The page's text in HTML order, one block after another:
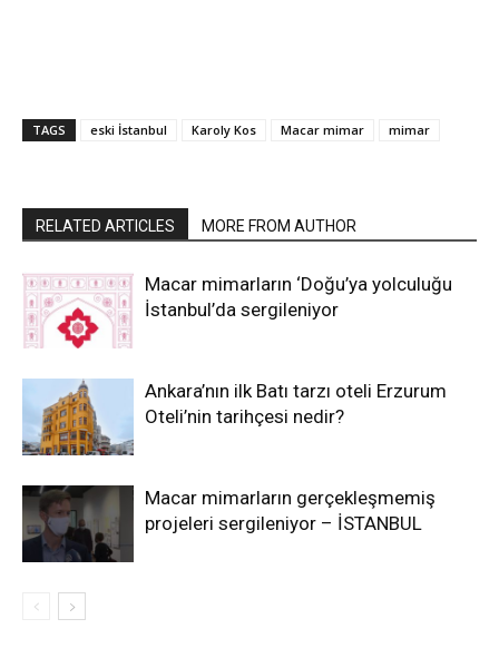
TAGS eski İstanbul Karoly Kos Macar mimar mimar
RELATED ARTICLES MORE FROM AUTHOR
Macar mimarların ‘Doğu’ya yolculuğu
İstanbul’da sergileniyor
Ankara’nın ilk Batı tarzı oteli Erzurum
Oteli’nin tarihçesi nedir?
Macar mimarların gerçekleşmemiş
projeleri sergileniyor – İSTANBUL